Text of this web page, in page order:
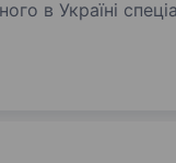
в Україні
та безпеку.